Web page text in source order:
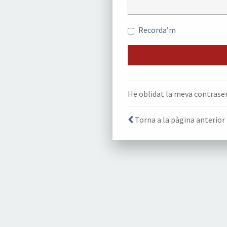
Recorda’m
He oblidat la meva
Torna a la pàgina anterior